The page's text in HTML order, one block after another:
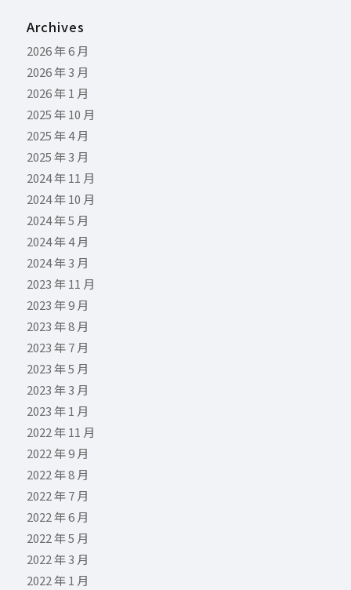
Archives
2026 年 6 月
2026 年 3 月
2026 年 1 月
2025 年 10 月
2025 年 4 月
2025 年 3 月
2024 年 11 月
2024 年 10 月
2024 年 5 月
2024 年 4 月
2024 年 3 月
2023 年 11 月
2023 年 9 月
2023 年 8 月
2023 年 7 月
2023 年 5 月
2023 年 3 月
2023 年 1 月
2022 年 11 月
2022 年 9 月
2022 年 8 月
2022 年 7 月
2022 年 6 月
2022 年 5 月
2022 年 3 月
2022 年 1 月